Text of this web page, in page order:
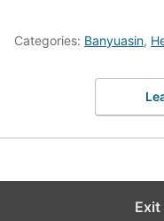
Categories: Banyuasin,